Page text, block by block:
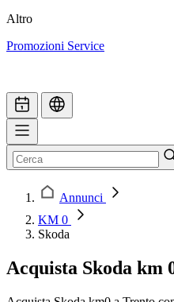
Altro
Promozioni Service
Annunci
KM 0
Skoda
Acquista Skoda km